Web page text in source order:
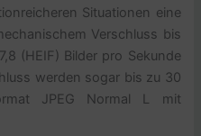
Situationen eine
Verschluss bis
(HEIF) Bilder pro Sekunde
werden sogar bis zu 30
JPEG Normal L mit